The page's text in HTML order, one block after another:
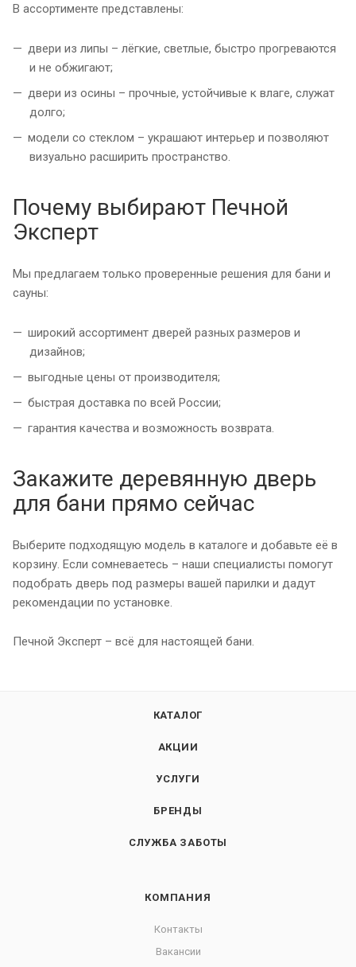
В ассортименте представлены:
двери из липы – лёгкие, светлые, быстро прогреваются
и не обжигают;
двери из осины – прочные, устойчивые к влаге, служат
долго;
модели со стеклом – украшают интерьер и позволяют
визуально расширить пространство.
Почему выбирают Печной
Эксперт
Мы предлагаем только проверенные решения для бани и
сауны:
широкий ассортимент дверей разных размеров и
дизайнов;
выгодные цены от производителя;
быстрая доставка по всей России;
гарантия качества и возможность возврата.
Закажите деревянную дверь
для бани прямо сейчас
Выберите подходящую модель в каталоге и добавьте её в
корзину. Если сомневаетесь – наши специалисты помогут
подобрать дверь под размеры вашей парилки и дадут
рекомендации по установке.
Печной Эксперт – всё для настоящей бани.
КАТАЛОГ
АКЦИИ
УСЛУГИ
БРЕНДЫ
СЛУЖБА ЗАБОТЫ
КОМПАНИЯ
Контакты
Вакансии